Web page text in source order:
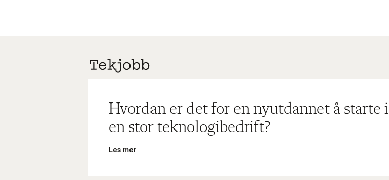
Hvordan er det for en nyutdannet å starte i
en stor teknologibedrift?
Les mer